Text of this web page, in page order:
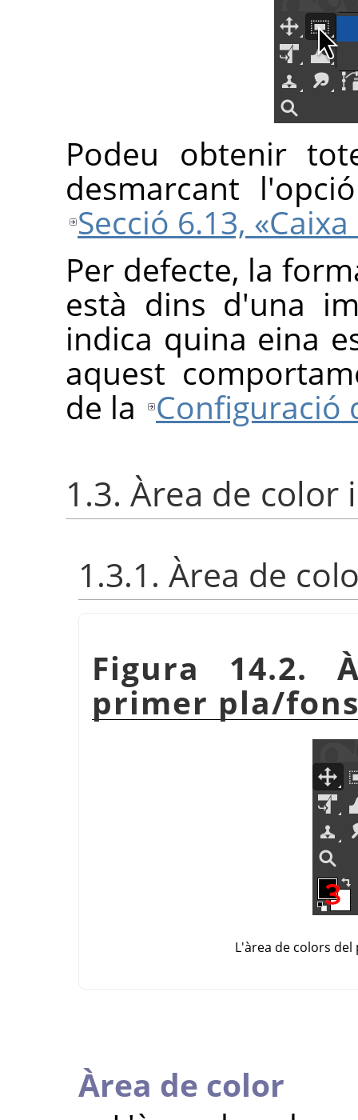
Podeu obtenir
desmarcant
Secció 6.13,
Per defecte, la
està dins d'una
indica quina eina
aquest
de la Configuració
1.3. Àrea de color
1.3.1. Àrea de
Figura 14.2.
primer pla/
L'àrea de colors
Àrea de color